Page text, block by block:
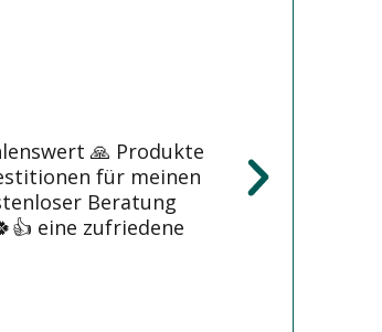
🙏 Produkte
für meinen
Beratung
eine zufriedene